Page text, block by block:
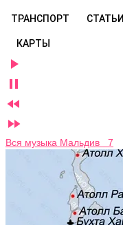
ТРАНСПОРТ СТАТЬИ
КАРТЫ




Вся музыка Мальдив 7